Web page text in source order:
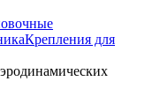
Крепления для